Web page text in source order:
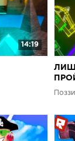
14:19
Поззи